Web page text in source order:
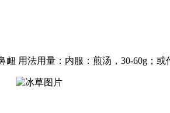
用法用量：内服：煎汤，30-60g；或